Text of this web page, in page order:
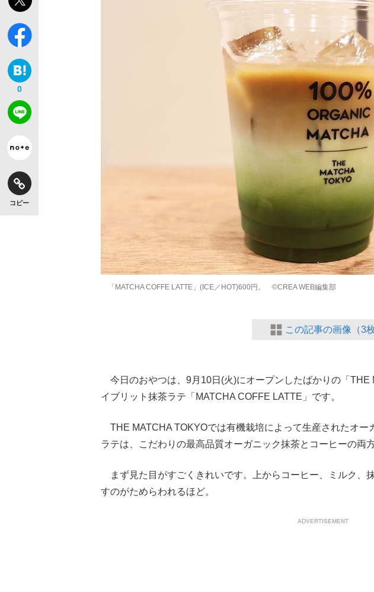
0
コピー
「MATCHA COFFE LATTE」(ICE／HOT)600円。 ©CREA WEB編集部
この記事の画像（3枚
今日のおやつは、9月10日(火)にオープンしたばかりの「THE
イブリット抹茶ラテ「MATCHA COFFE LATTE」です。
THE MATCHA TOKYOでは有機栽培によって生産されたオー
ラテは、こだわりの最高品質オーガニック抹茶とコーヒーの両
まず見た目がすごくきれいです。上からコーヒー、ミルク、
すのがためらわれるほど。
ADVERTISEMENT